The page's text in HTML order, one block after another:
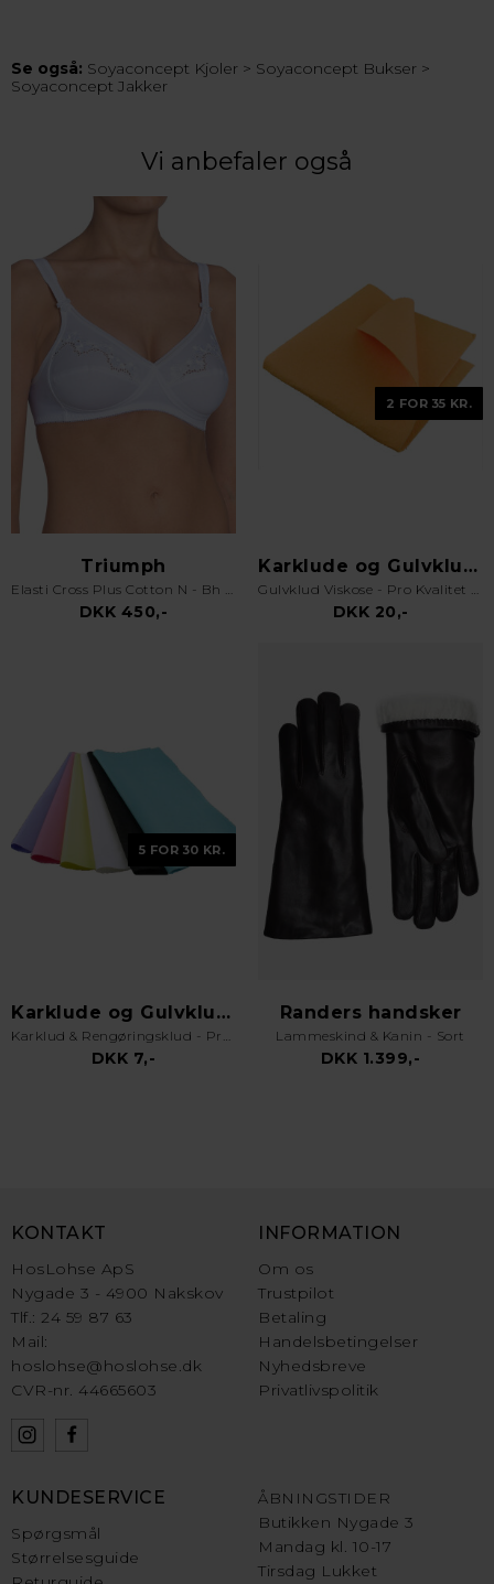
Se også: Soyaconcept Kjoler > Soyaconcept Bukser >
Soyaconcept Jakker
Vi anbefaler også
Triumph
Elasti Cross Plus Cotton N - Bh uden bøjle - Hvid
DKK 450,-
2 FOR 35 KR.
Karklude og Gulvklude
Gulvklud Viskose - Pro Kvalitet - Orange
DKK 20,-
5 FOR 30 KR.
Karklude og Gulvklude
Karklud & Rengøringsklud - Pro Kvalitet - Valgfri Farve
DKK 7,-
Randers handsker
Lammeskind & Kanin - Sort
DKK 1.399,-
KONTAKT
HosLohse ApS
Nygade 3 - 4900 Nakskov
Tlf.: 24 59 87 63
Mail:
hoslohse@hoslohse.dk
CVR-nr. 44665603
INFORMATION
Om os
Trustpilot
Betaling
Handelsbetingelser
Nyhedsbreve
Privatlivspolitik
KUNDESERVICE
Spørgsmål
Størrelsesguide
ÅBNINGSTIDER
Butikken Nygade 3
Mandag kl. 10-17
Tirsdag Lukket